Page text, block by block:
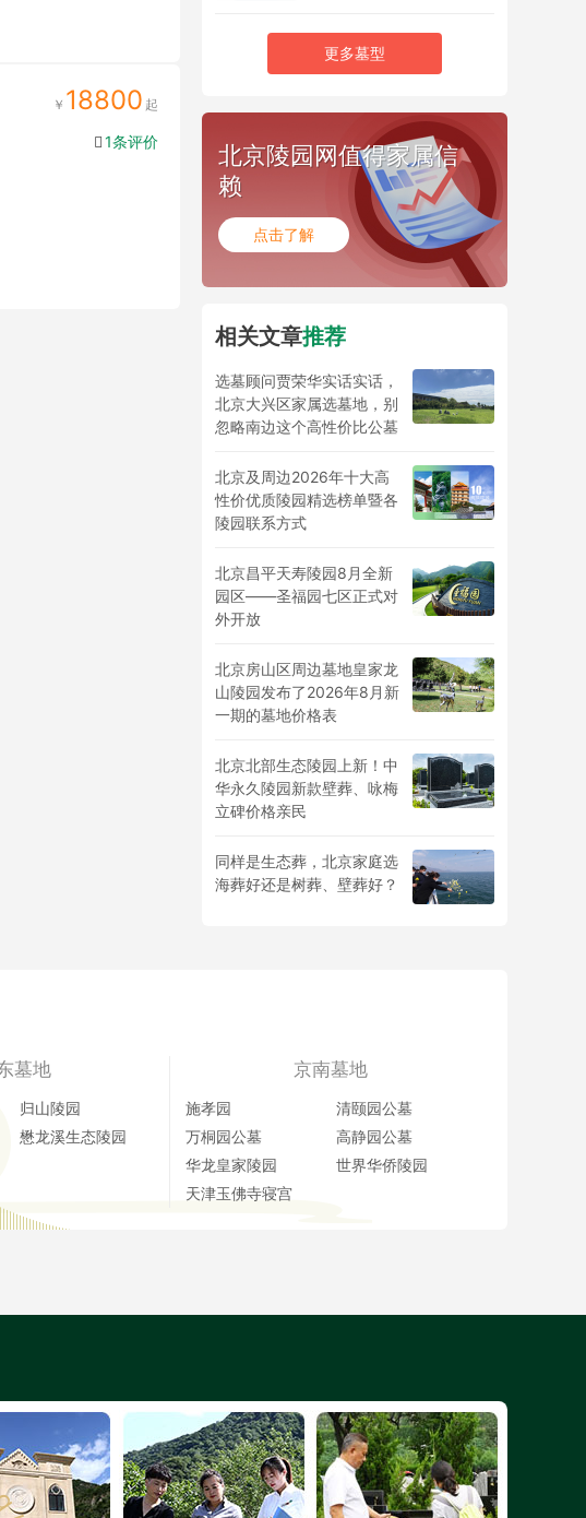
18800
1条评价
更多墓型
北京陵园网值得家属信
赖
点击了解
相关文章推荐
选墓顾问贾荣华实话实话，
北京大兴区家属选墓地，别
忽略南边这个高性价比公墓
北京及周边2026年十大高
性价优质陵园精选榜单暨各
陵园联系方式
北京昌平天寿陵园8月全新
园区——圣福园七区正式对
外开放
北京房山区周边墓地皇家龙
山陵园发布了2026年8月新
一期的墓地价格表
北京北部生态陵园上新！中
华永久陵园新款壁葬、咏梅
立碑价格亲民
同样是生态葬，北京家庭选
海葬好还是树葬、壁葬好？
墓地
归山陵园
懋龙溪生态陵园
京南墓地
施孝园
清颐园公墓
万桐园公墓
高静园公墓
华龙皇家陵园
世界华侨陵园
天津玉佛寺寝宫